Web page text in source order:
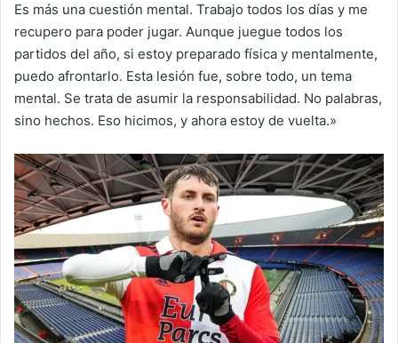
Es más una cuestión mental. Trabajo todos los días y me
recupero para poder jugar. Aunque juegue todos los
partidos del año, si estoy preparado física y mentalmente,
puedo afrontarlo. Esta lesión fue, sobre todo, un tema
mental. Se trata de asumir la responsabilidad. No palabras,
sino hechos. Eso hicimos, y ahora estoy de vuelta.»